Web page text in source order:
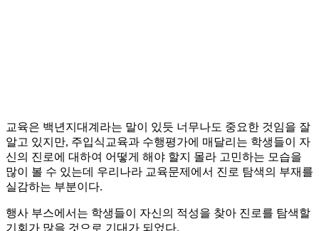
교육은 백년지대계라는 말이 있듯 너무나도 중요한 것임을 잘
알고 있지만, 주입식교육과 수행평가에 매달리는 학생들이 자
신의 진로에 대하여 어떻게 해야 할지 몰라 고민하는 모습을
많이 볼 수 있는데 우리나라 교육문제에서 진로 탐색의 부재를
실감하는 부분이다.
행사 부스에서는 학생들이 자신의 적성을 찾아 진로를 탐색할
기회가 많을 것으로 기대가 되었다.